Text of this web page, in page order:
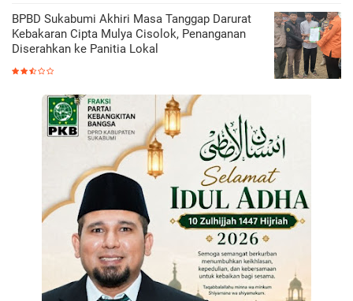
BPBD Sukabumi Akhiri Masa Tanggap Darurat
Kebakaran Cipta Mulya Cisolok, Penanganan
Diserahkan ke Panitia Lokal